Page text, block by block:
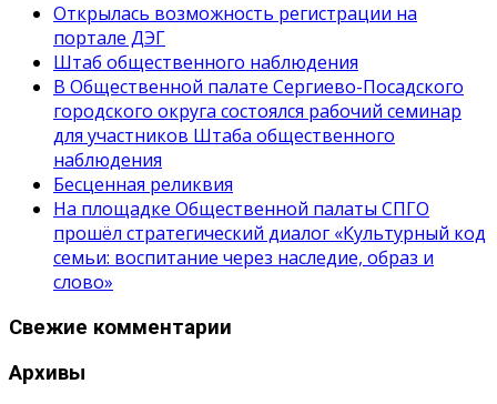
Открылась возможность регистрации на
портале ДЭГ
Штаб общественного наблюдения
В Общественной палате Сергиево-Посадского
городского округа состоялся рабочий семинар
для участников Штаба общественного
наблюдения
Бесценная реликвия
На площадке Общественной палаты СПГО
прошёл стратегический диалог «Культурный код
семьи: воспитание через наследие, образ и
слово»
Свежие комментарии
Архивы